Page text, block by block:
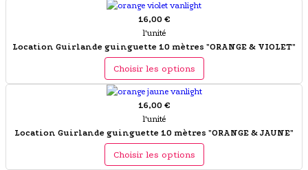
16,00 €
l'unité
Location Guirlande guinguette 10 mètres "ORANGE & VIOLET"
Choisir les options
16,00 €
l'unité
Location Guirlande guinguette 10 mètres "ORANGE & JAUNE"
Choisir les options